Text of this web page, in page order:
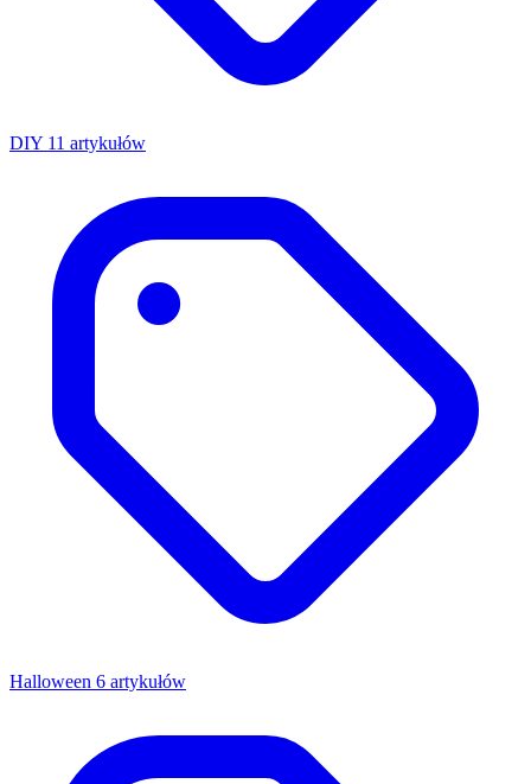
DIY 11 artykułów
Halloween 6 artykułów